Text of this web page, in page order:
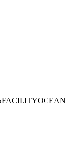
OCEAN